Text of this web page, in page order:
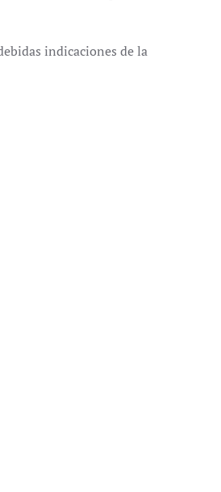
indicaciones de la